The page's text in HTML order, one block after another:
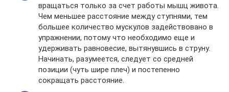
вращаться только за счет работы мышц живота.
Чем меньшее расстояние между ступнями, тем
большее количество мускулов задействовано в
упражнении, потому что необходимо еще и
удерживать равновесие, вытянувшись в струну.
Начинать, разумеется, следует со средней
позиции (чуть шире плеч) и постепенно
сокращать расстояние.